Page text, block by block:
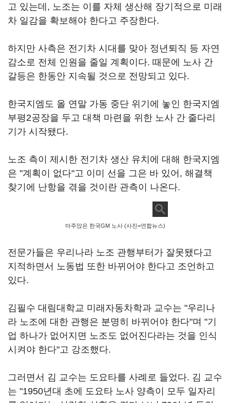
고 있는데, 노조는 이를 자체 생산해 장기적으로 미래
차 일감을 확보해야 한다고 주장한다.
하지만 사측은 전기차 시대를 맞아 정년퇴직 등 자연
감소로 전체 인원을 줄일 계획이다. 때문에 노사 간
갈등은 한동안 지속될 것으로 전망되고 있다.
한국지엠도 올 연말 가동 중단 위기에 놓인 한국지엠
부평2공장을 두고 대책 마련을 위한 노사 간 줄다리
기가 시작됐다.
노조 측이 제시한 전기차 생산 유치에 대해 한국지엠
은 "계획이 없다"고 이미 선을 그은 바 있어, 해결책
찾기에 난항을 겪을 것이란 관측이 나온다.
마주앉은 한국GM 노사 (사진=연합뉴스)
전문가들은 우리나라 노조 관행부터가 잘못됐다고
지적하면서 노동법 또한 바뀌어야 한다고 조언하고
있다.
김필수 대림대학교 미래자동차학과 교수는 "우리나
라 노조에 대한 관행은 분명히 바뀌어야 한다"며 "기
업 하나가 없어지면 노조도 없어진다라는 것을 인식
시켜야 한다"고 강조했다.
그러면서 김 교수는 도요타를 사례로 들었다. 김 교수
는 "1950년대 초에 도요타 노사 양측이 모두 일자리